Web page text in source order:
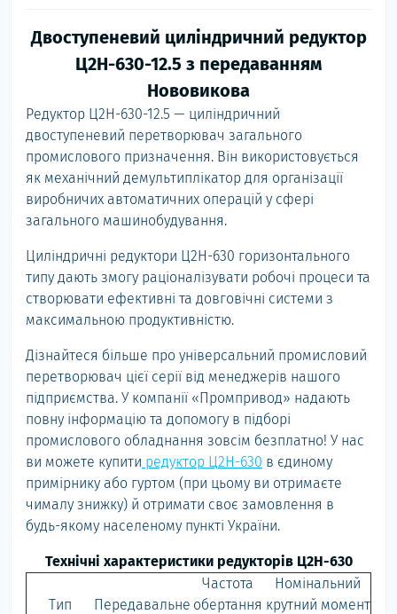
Двоступеневий циліндричний редуктор
Ц2Н-630-12.5 з передаванням
Нововикова
Редуктор Ц2Н-630-12.5 — циліндричний
двоступеневий перетворювач загального
промислового призначення. Він використовується
як механічний демультиплікатор для організації
виробничих автоматичних операцій у сфері
загального машинобудування.
Циліндричні редуктори Ц2Н-630 горизонтального
типу дають змогу раціоналізувати робочі процеси та
створювати ефективні та довговічні системи з
максимальною продуктивністю.
Дізнайтеся більше про універсальний промисловий
перетворювач цієї серії від менеджерів нашого
підприємства. У компанії «Промпривод» надають
повну інформацію та допомогу в підборі
промислового обладнання зовсім безплатно! У нас
ви можете купити редуктор Ц2Н-630 в єдиному
примірнику або гуртом (при цьому ви отримаєте
чималу знижку) й отримати своє замовлення в
будь-якому населеному пункті України.
Технічні характеристики редукторів Ц2Н-630
Тип
Передавальне
Частота
обертання
Номінальний
крутний момент